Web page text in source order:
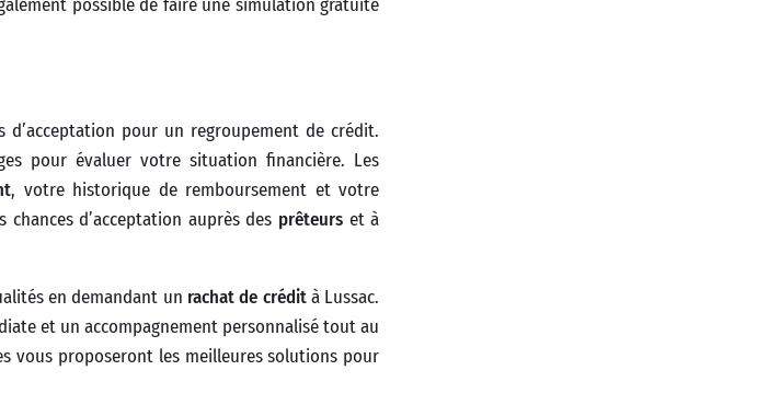
d’acceptation pour un regroupement de crédit.
pour évaluer votre situation financière. Les
, votre historique de remboursement et votre
d’acceptation auprès des prêteurs et à
en demandant un rachat de crédità Lussac.
et un accompagnement personnalisé tout au
vous proposeront les meilleures solutions pour